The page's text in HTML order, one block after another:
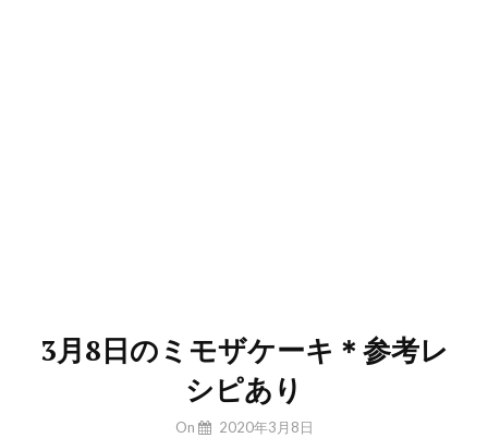
3月8日のミモザケーキ＊参考レ
シピあり
By
On 2020年3月8日